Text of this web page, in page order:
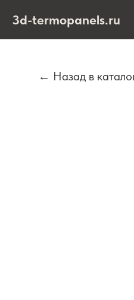
3d-termopanels.ru
← Назад в